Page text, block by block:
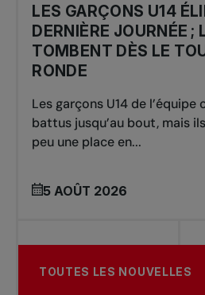
LES GARÇONS U14
DERNIÈRE JOURNÉE ;
TOMBENT DÈS LE
RONDE
Les garçons U14 de l’équipe
battus jusqu’au bout, mais
peu une place en...
5 AOÛT 2026
TOUTES LES NOUVELLES